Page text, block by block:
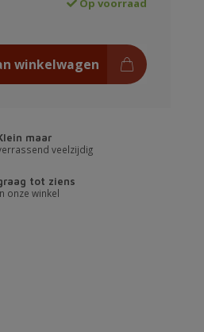
Op voorraad
winkelwagen
maar
veelzijdig
tot ziens
onze winkel